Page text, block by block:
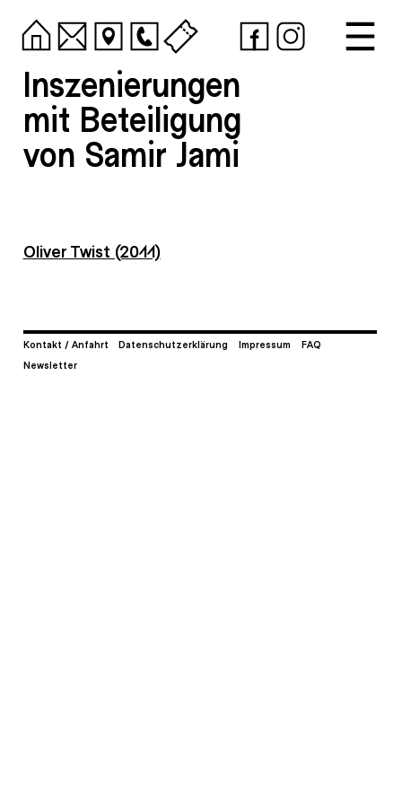
Inszenierungen
mit Beteiligung
von Samir Jami
Oliver Twist (2011)
Kontakt / Anfahrt Datenschutzerklärung Impressum
FAQ
Newsletter